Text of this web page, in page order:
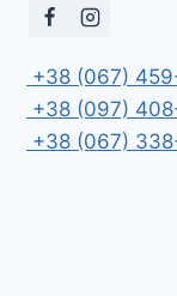
+38 (067)
+38 (097)
+38 (067)